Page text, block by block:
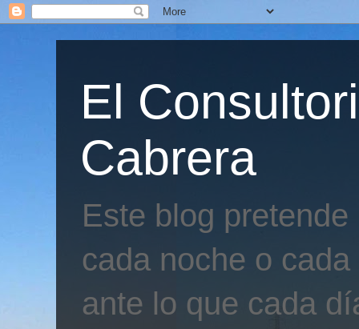
El
Cabrera
Este blog
cada noche o
ante lo que cada